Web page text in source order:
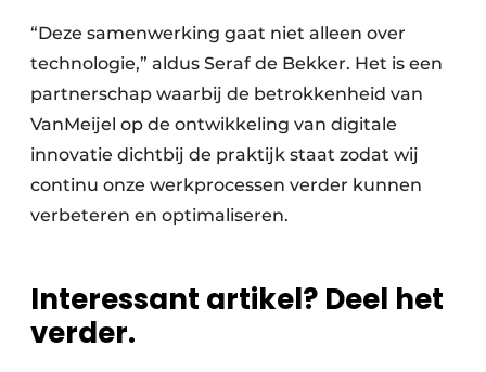
“Deze samenwerking gaat niet alleen over
technologie,” aldus Seraf de Bekker. Het is een
partnerschap waarbij de betrokkenheid van
VanMeijel op de ontwikkeling van digitale
innovatie dichtbij de praktijk staat zodat wij
continu onze werkprocessen verder kunnen
verbeteren en optimaliseren.
Interessant artikel? Deel het
verder.